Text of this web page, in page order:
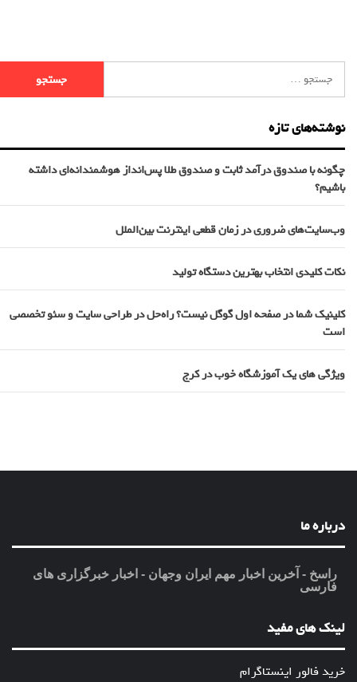
نوشته‌های تازه
چگونه با صندوق درآمد ثابت و صندوق طلا پس‌انداز هوشمندانه‌ای داشته
باشیم؟
وب‌سایت‌های ضروری در زمان قطعی اینترنت بین‌الملل
نکات کلیدی انتخاب بهترین دستگاه تولید
کلینیک شما در صفحه اول گوگل نیست؟ راه‌حل در طراحی سایت و سئو تخصصی
است
ویژگی های یک آموزشگاه خوب در کرج
درباره ما
راسخ - آخرین اخبار مهم ایران وجهان - اخبار خبرگزاری های
فارسی
لینک های مفید
خرید فالور اینستاگرام